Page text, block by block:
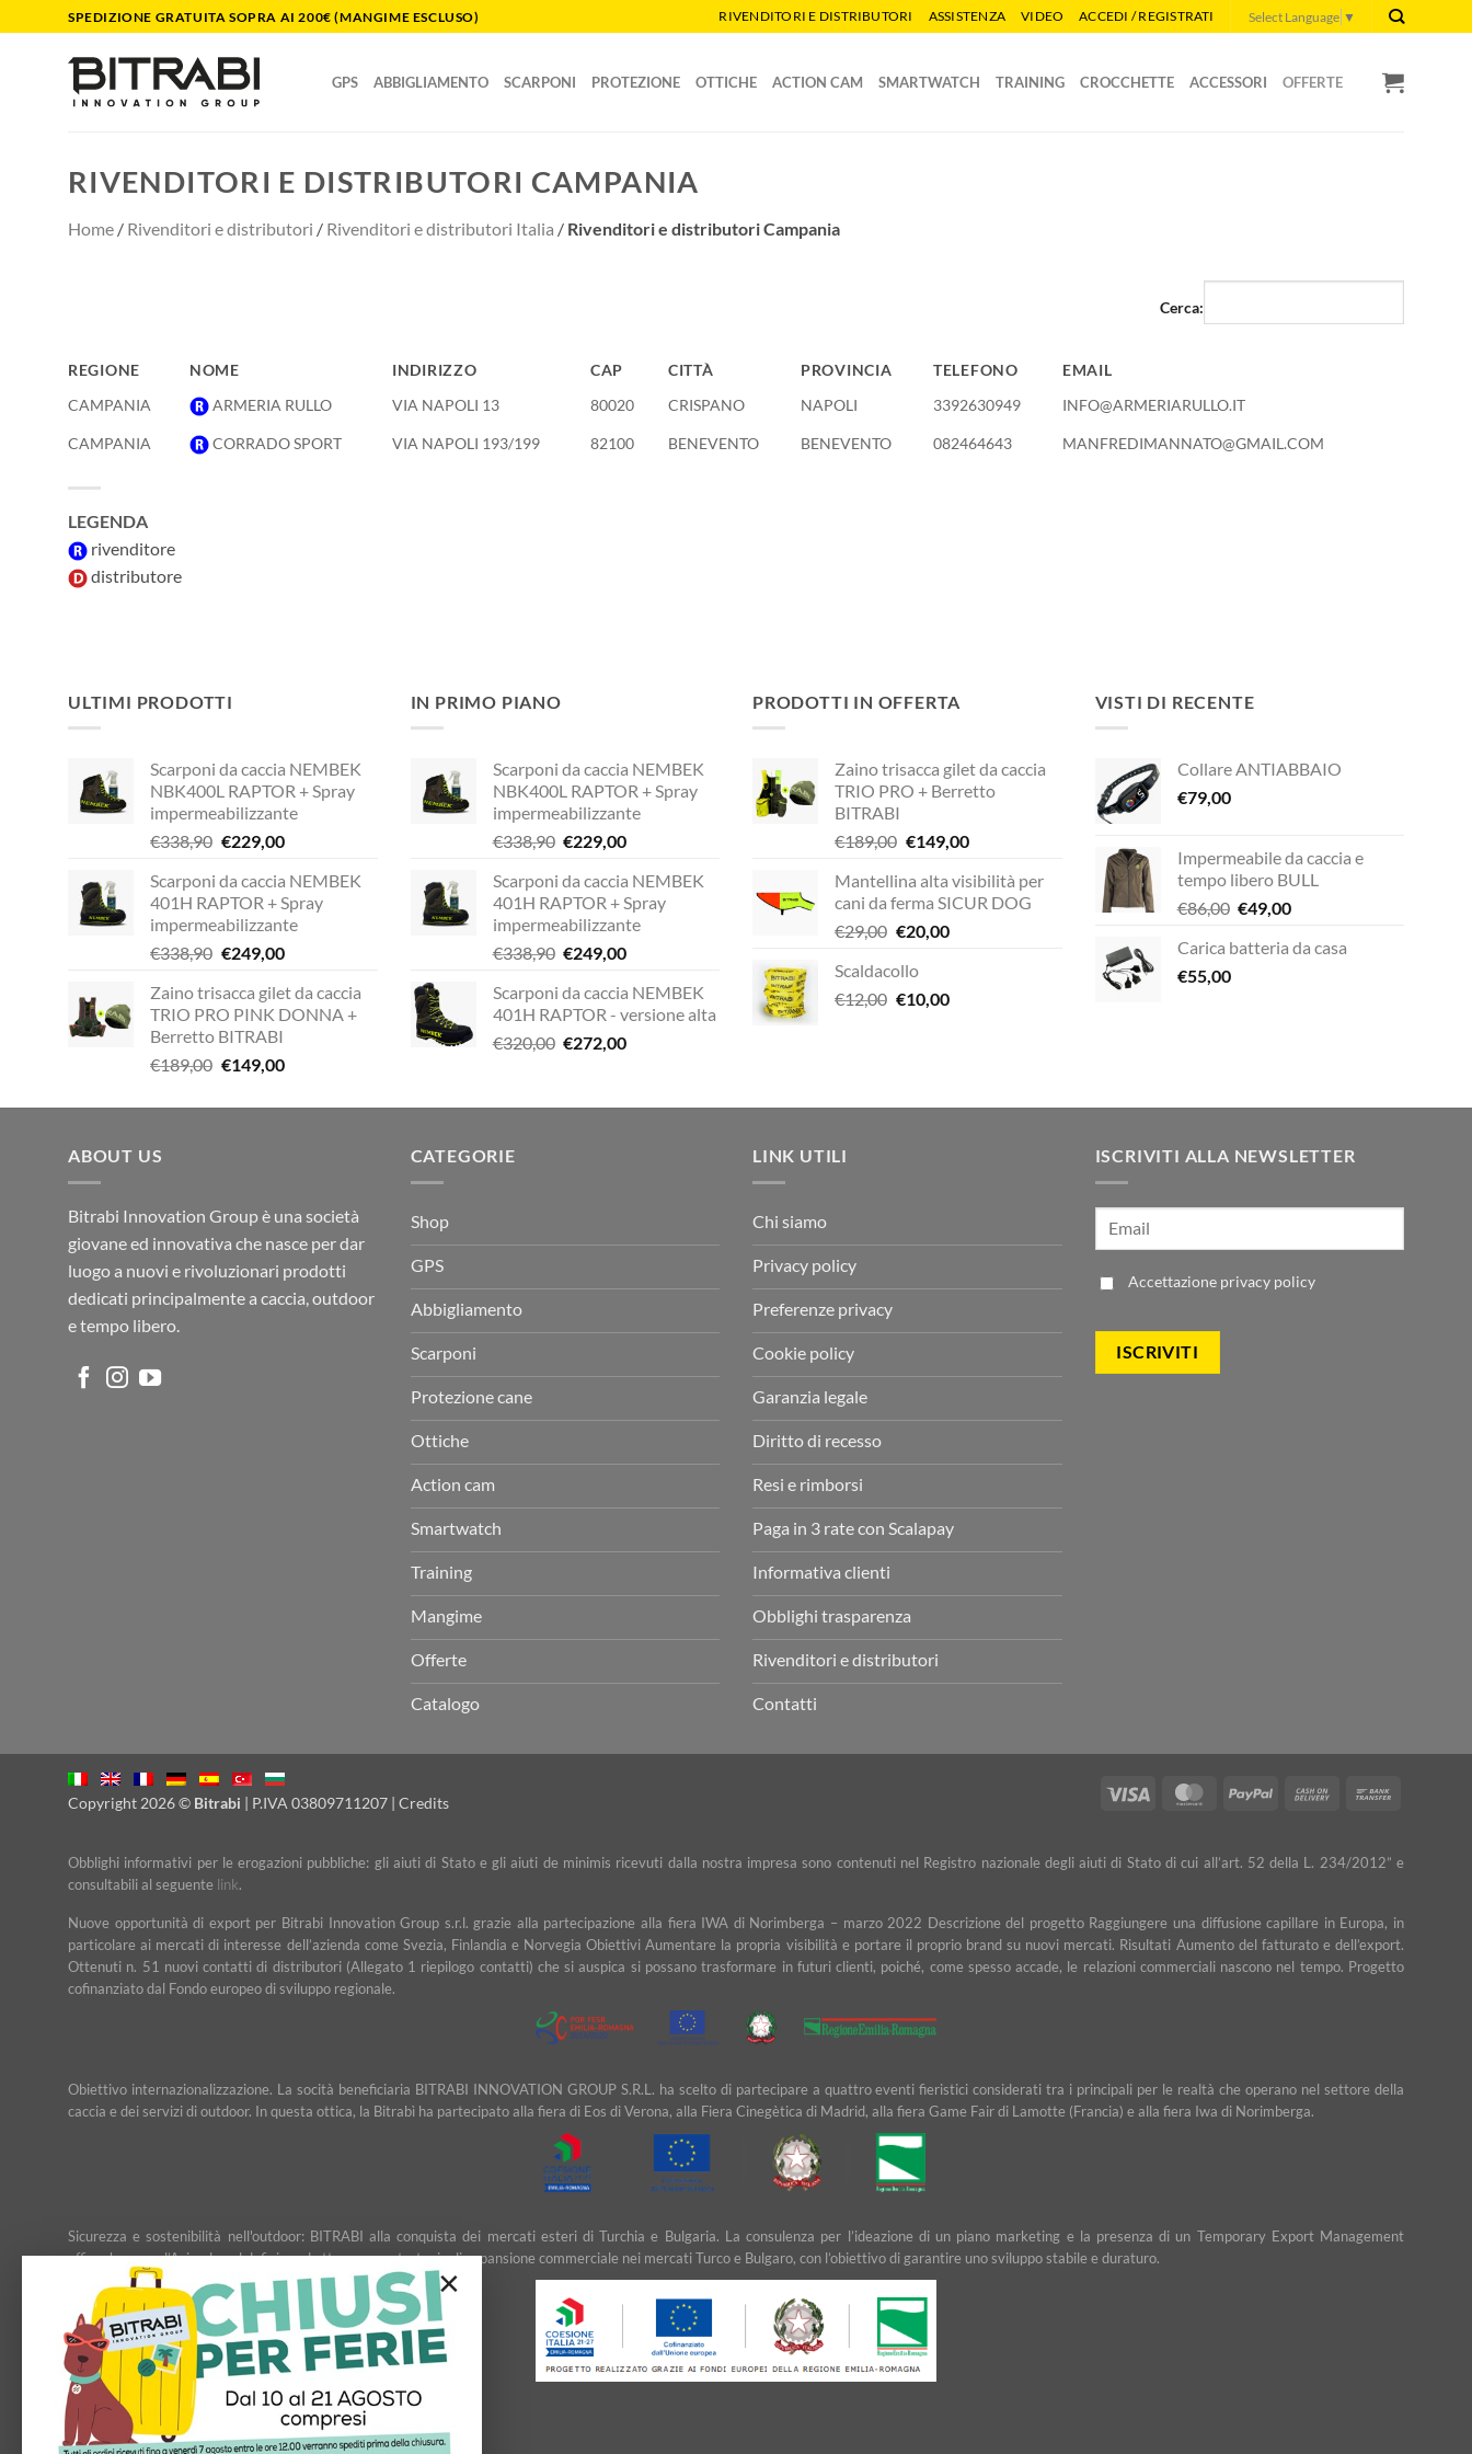
ai
contenuti
SPEDIZIONE GRATUITA SOPRA AI 200€ (MANGIME ESCLUSO) RIVENDITORI E DISTRIBUTORI ASSISTENZA VIDEO ACCEDI / REGISTRATI Select Language ▼
GPS ABBIGLIAMENTO SCARPONI PROTEZIONE OTTICHE ACTION CAM SMARTWATCH TRAINING CROCCHETTE ACCESSORI OFFERTE
RIVENDITORI E DISTRIBUTORI CAMPANIA
Home / Rivenditori e distributori / Rivenditori e distributori Italia / Rivenditori e distributori Campania
Cerca:
REGIONE NOME INDIRIZZO CAP CITTÀ PROVINCIA TELEFONO
EMAIL
NOME
CAMPANIA ARMERIA RULLO VIA NAPOLI 13 80020 CRISPANO NAPOLI 3392630949 INFO@ARMERIARULLO.IT
CAMPANIA CORRADO SPORT VIA NAPOLI 193/199 82100 BENEVENTO BENEVENTO 082464643 MANFREDIMANNATO@GMAIL.COM
LEGENDA
rivenditore
distributore
ULTIMI PRODOTTI
Scarponi da caccia NEMBEK
NBK400L RAPTOR + Spray
impermeabilizzante
€338,90 Il
originale
era:
€338,90.
€229,00Il
attuale
è:
€229,00.
Scarponi da caccia NEMBEK
401H RAPTOR + Spray
impermeabilizzante
€338,90 Il
originale
era:
€338,90.
€249,00Il
attuale
è:
Zaino trisacca gilet da caccia
TRIO PRO PINK DONNA +
Berretto BITRABI
€189,00 Il
originale
€149,00Il
attuale
IN PRIMO PIANO
Scarponi da caccia NEMBEK
NBK400L RAPTOR + Spray
impermeabilizzante
€338,90 Il
originale
era:
€338,90.
€229,00Il
attuale
è:
€229,00.
Scarponi da caccia NEMBEK
401H RAPTOR + Spray
impermeabilizzante
€338,90 Il
originale
era:
€338,90.
€249,00Il
attuale
è:
€249,00.
Scarponi da caccia NEMBEK
401H RAPTOR - versione alta
€320,00 Il
era:
€272,00Il
è:
PRODOTTI IN OFFERTA
Zaino trisacca gilet da caccia
TRIO PRO + Berretto
BITRABI
€189,00 Il
originale
era:
€189,00.
€149,00Il
attuale
è:
Mantellina alta visibilità per
cani da ferma SICUR DOG
€29,00 Il
originale
era:
€20,00Il
è:
Scaldacollo
€12,00 Il
€10,00Il
VISTI DI RECENTE
Collare ANTIABBAIO
€79,00
Impermeabile da caccia e
tempo libero BULL
€86,00 Il
originale
€49,00Il
attuale
Carica batteria da casa
€55,00
ABOUT US
Bitrabi Innovation Group è una società
giovane ed innovativa che nasce per dar
luogo a nuovi e rivoluzionari prodotti
dedicati principalmente a caccia, outdoor
e tempo libero.
CATEGORIE
Shop
GPS
Abbigliamento
Scarponi
Protezione cane
Ottiche
Action cam
Smartwatch
Training
Mangime
Offerte
Catalogo
LINK UTILI
Chi siamo
Privacy policy
Preferenze privacy
Cookie policy
Garanzia legale
Diritto di recesso
Resi e rimborsi
Paga in 3 rate con Scalapay
Informativa clienti
Obblighi trasparenza
Rivenditori e distributori
Contatti
ISCRIVITI ALLA NEWSLETTER
Accettazione privacy policy
Visa MasterCardPayPal
Cash
Copyright 2026 © Bitrabi | P.IVA 03809711207 | Credits
×
Obblighi informativi per le erogazioni pubbliche: gli aiuti di Stato e gli aiuti de minimis ricevuti dalla nostra impresa sono contenuti nel Registro nazionale degli aiuti di Stato di cui all’art. 52 della L. 234/2012” e
consultabili al seguente link.
Nuove opportunità di export per Bitrabi Innovation Group s.r.l. grazie alla partecipazione alla fiera IWA di Norimberga – marzo 2022 Descrizione del progetto Raggiungere una diffusione capillare in Europa, in
particolare ai mercati di interesse dell’azienda come Svezia, Finlandia e Norvegia Obiettivi Aumentare la propria visibilità e portare il proprio brand su nuovi mercati. Risultati Aumento del fatturato e dell’export.
Ottenuti n. 51 nuovi contatti di distributori (Allegato 1 riepilogo contatti) che si auspica si possano trasformare in futuri clienti, poiché, come spesso accade, le relazioni commerciali nascono nel tempo. Progetto
cofinanziato dal Fondo europeo di sviluppo regionale.
Obiettivo internazionalizzazione. La socità beneficiaria BITRABI INNOVATION GROUP S.R.L. ha scelto di partecipare a quattro eventi fieristici considerati tra i principali per le realtà che operano nel settore della
caccia e dei servizi di outdoor. In questa ottica, la Bitrabì ha partecipato alla fiera di Eos di Verona, alla Fiera Cinegètica di Madrid, alla fiera Game Fair di Lamotte (Francia) e alla fiera Iwa di Norimberga.
Sicurezza e sostenibilità nell'outdoor: BITRABI alla conquista dei mercati esteri di Turchia e Bulgaria. La consulenza per l’ideazione di un piano marketing e la presenza di un Temporary Export Management
affiancheranno l’Azienda nel definire ed attuare una strategia di espansione commerciale nei mercati Turco e Bulgaro, con l’obiettivo di garantire uno sviluppo stabile e duraturo.